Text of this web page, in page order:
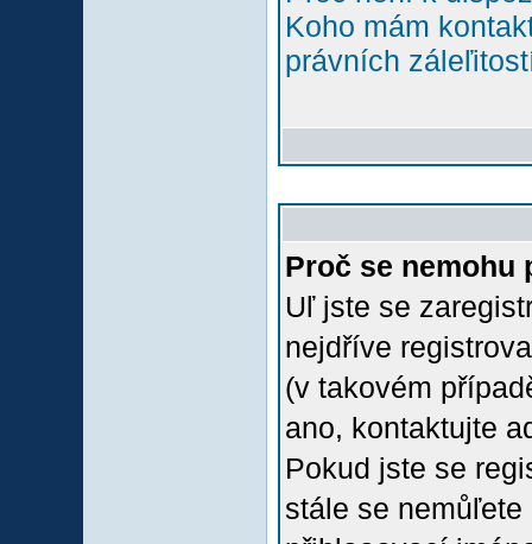
Koho mám
právních
Proč se nemohu
Uľ jste se
nejdříve
(v takovém
ano, kontaktujte
Pokud jste se
stále se